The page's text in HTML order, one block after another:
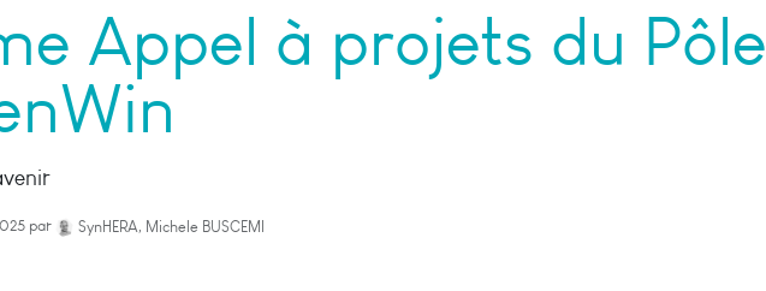
Appel à projets du Pôle
par SynHERA, Michele BUSCEMI